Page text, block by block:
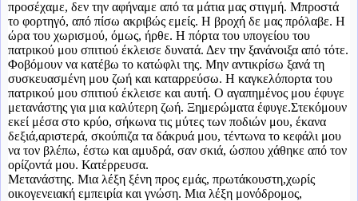
προσέχαμε, δεν την αφήναμε από τα μάτια μας στιγμή. Μπροστά
το φορτηγό, από πίσω ακριβώς εμείς. Η βροχή δε μας πρόλαβε. Η
ώρα του χωρισμού, όμως, ήρθε. Η πόρτα του υπογείου του
πατρικού μου σπιτιού έκλεισε δυνατά. Δεν την ξανάνοιξα από τότε.
Φοβόμουν να κατέβω το κατώφλι της. Μην αντικρίσω ξανά τη
συσκευασμένη μου ζωή και καταρρεύσω. Η καγκελόπορτα του
πατρικού μου σπιτιού έκλεισε και αυτή. Ο αγαπημένος μου έφυγε
μετανάστης για μια καλύτερη ζωή. Ξημερώματα έφυγε.Στεκόμουν
εκεί μέσα στο κρύο, σήκωνα τις μύτες των ποδιών μου, έκανα
δεξιά,αριστερά, σκούπιζα τα δάκρυά μου, τέντωνα το κεφάλι μου
να τον βλέπω, έστω και αμυδρά, σαν σκιά, ώσπου χάθηκε από τον
ορίζοντά μου. Κατέρρευσα.
Μετανάστης. Μια λέξη ξένη προς εμάς, πρωτάκουστη,χωρίς
οικογενειακή εμπειρία και γνώση. Μια λέξη μονόδρομος,